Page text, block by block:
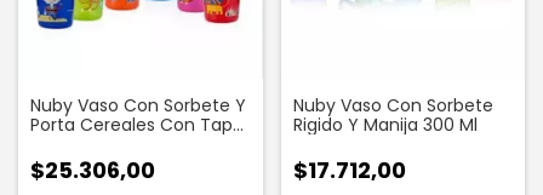
Nuby Vaso Con Sorbete Y
Porta Cereales Con Tapa
$25.306,00
Nuby Vaso Con Sorbete
Rigido Y Manija 300 Ml
$17.712,00